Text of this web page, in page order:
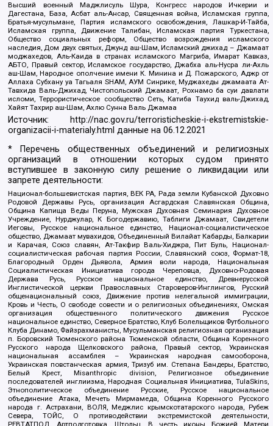
Высший военный Маджлисуль Шура, Конгресс народов Ичкерии и
Дагестана, База, Асбат аль-Ансар, Священная война, Исламская группа,
Братья-мусульмане, Партия исламского освобождения, Лашкар-И-Тайба,
Исламская группа, Движение Талибан, Исламская партия Туркестана,
Общество социальных реформ, Общество возрождения исламского
наследия, Дом двух святых, Джунд аш-Шам, Исламский джихад – Джамаат
моджахедов, Аль-Каида в странах исламского Магриба, Имарат Кавказ,
АБТО, Правый сектор, Исламское государство, Джабха аль-Нусра ли-Ахль
аш-Шам, Народное ополчение имени К. Минина и Д. Пожарского, Аджр от
Аллаха Субхану уа Тагьаля SHAM, АУМ Синрике, Муджахеды джамаата Ат-
Тавхида Валь-Джихад, Чистопольский Джамаат, Рохнамо ба суи давлати
исломи, Террористическое сообщество Сеть, Катиба Таухид валь-Джихад,
Хайят Тахрир аш-Шам, Ахлю Сунна Валь Джамаа
Источник:
http://nac.gov.ru/terroristicheskie-i-ekstremistskie-
organizacii-i-materialy.html данные на06.12.2021
* Перечень общественных объединений и религиозных
организаций в отношении которых судом принято
вступившее в законную силу решение о ликвидации или
запрете деятельности:
Национал-большевистская партия, ВЕК РА, Рада земли Кубанской Духовно
Родовой Державы Русь, организация Асгардская Славянская Община,
Община Капища Веды Перуна, Мужская Духовная Семинария Духовное
Учреждение, Нурджулар, К Богодержавию, Таблиги Джамаат, Свидетели
Иеговы, Русское национальное единство, Национал-социалистическое
общество, Джамаат мувахидов, Объединенный Вилайат Кабарды, Балкарии
и Карачая, Союз славян, Ат-Такфир Валь-Хиджра, Пит Буль, Национал-
социалистическая рабочая партия России, Славянский союз, Формат-18,
Благородный Орден Дьявола, Армия воли народа, Национальная
Социалистическая Инициатива города Череповца, Духовно-Родовая
Держава Русь, Русское национальное единство, Древнерусской
Инглистической церкви Православных Староверов-Инглингов, Русский
общенациональный союз, Движение против нелегальной иммиграции,
Кровь и Честь, О свободе совести и о религиозных объединениях, Омская
организация общественного политического движения Русское
национальное единство, Северное Братство, Клуб Болельщиков Футбольного
Клуба Динамо, Файзрахманисты, Мусульманская религиозная организация
п. Боровский Тюменского района Тюменской области, Община Коренного
Русского народа Щелковского района, Правый сектор, Украинская
национальная ассамблея – Украинская народная самооборона,
Украинская повстанческая армия, Тризуб им. Степана Бандеры, Братство,
Белый Крест, Misanthropic division, Религиозное объединение
последователей инглиизма, Народная Социальная Инициатива, TulaSkins,
Этнополитическое объединение Русские, Русское национальное
объединение Атака, Мечеть Мирмамеда, Община Коренного Русского
народа г. Астрахани, ВОЛЯ, Меджлис крымскотатарского народа, Рубеж
Севера, ТОЙС, О противодействии экстремистской деятельности,
РЕВТАТПОД, Артподготовка, Штольц, В честь иконы Божией Матери